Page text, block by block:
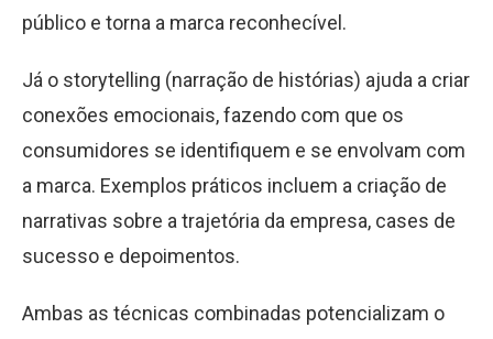
público e torna a marca reconhecível.
Já o storytelling (narração de histórias) ajuda a criar
conexões emocionais, fazendo com que os
consumidores se identifiquem e se envolvam com
a marca. Exemplos práticos incluem a criação de
narrativas sobre a trajetória da empresa, cases de
sucesso e depoimentos.
Ambas as técnicas combinadas potencializam o